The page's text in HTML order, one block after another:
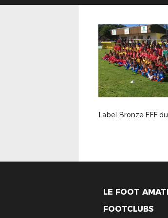
Label Bronze EFF
LE FOOT
FOOTCLUBS